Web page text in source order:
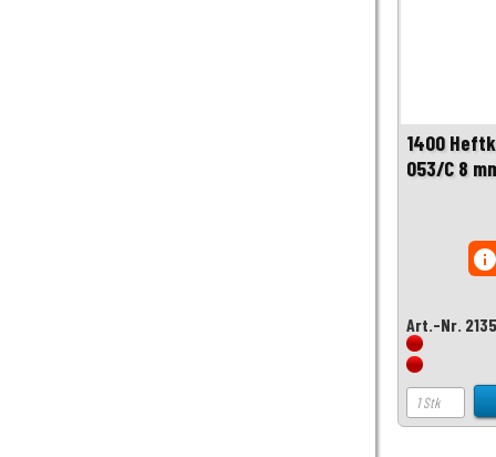
1400
053/C 8
Art.-Nr.